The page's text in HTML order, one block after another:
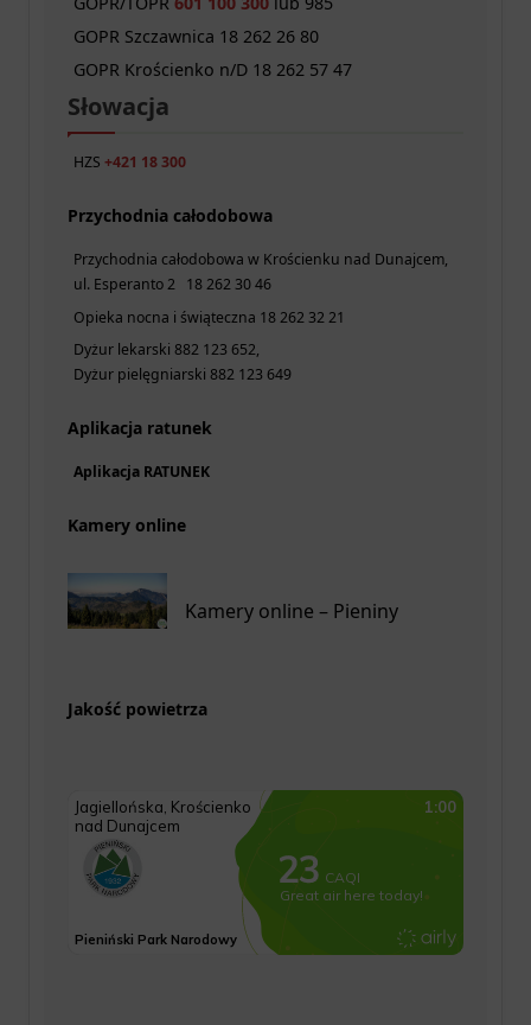
GOPR Szczawnica 18 262 26 80
GOPR Krościenko n/D 18 262 57 47
Słowacja
HZS +421 18 300
Przychodnia całodobowa
Przychodnia całodobowa w Krościenku nad Dunajcem,
ul. Esperanto 2 18 262 30 46
Opieka nocna i świąteczna 18 262 32 21
Dyżur lekarski 882 123 652,
Dyżur pielęgniarski 882 123 649
Aplikacja ratunek
Aplikacja RATUNEK
Kamery online
Kamery online – Pieniny
Jakość powietrza